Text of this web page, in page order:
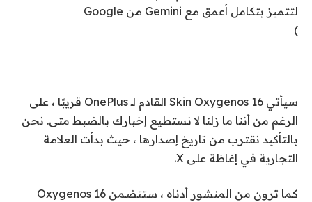
لتتميز بتكامل أعمق مع Gemini من Google
)
سيأتي Skin Oxygenos 16 القادم لـ OnePlus قريبًا ، على
الرغم من أننا ما زلنا لا نستطيع إخبارك بالضبط متى. نحن
بالتأكيد نقترب من تاريخ إصدارها ، حيث بدأت العلامة
التجارية في إغاظة على X.
كما ترون من المنشور أدناه ، ستتضمن Oxygenos 16